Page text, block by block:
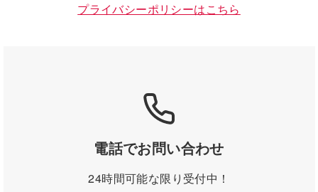
プライバシーポリシーはこちら
電話でお問い合わせ
24時間可能な限り受付中！